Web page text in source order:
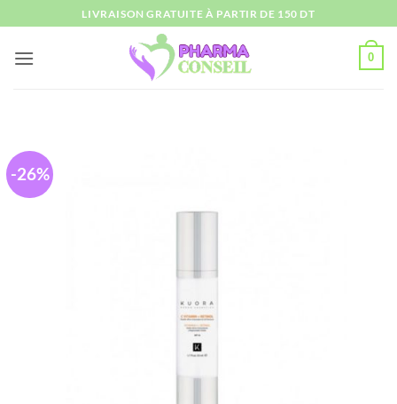
au
contenu
LIVRAISON GRATUITE À PARTIR DE 150 DT
0
-26%